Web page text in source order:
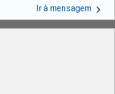
Ir à mensagem